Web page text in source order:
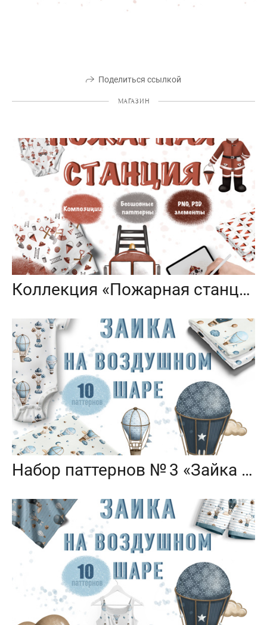
Поделиться ссылкой
МАГАЗИН
Коллекция «Пожарная станция» — графические иллюстрации, композиции и бесшовные паттерны
Набор паттернов № 3 «Зайка на воздушном шаре»